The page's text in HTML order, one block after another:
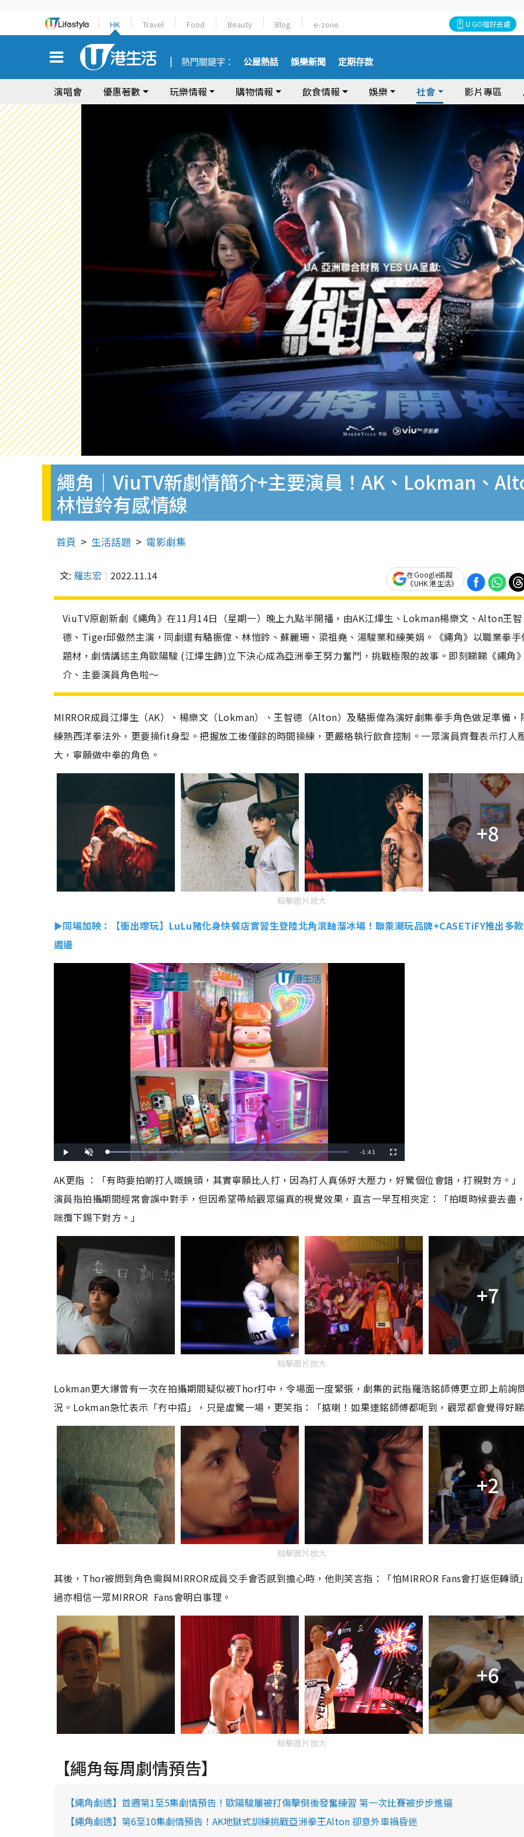
HK Travel Food Beauty Blog e-zone U GO搵好去處
熱門關鍵字： 公屋熱話 娛樂新聞 定期存款
演唱會 優惠著數 玩樂情報 購物情報 飲食情報 娛樂 社會 影片專區
繩角｜ViuTV新劇情簡介+主要演員！AK、Lokman、
林愷鈴有感情線
首頁 生活話題 電影劇集
文: 羅志宏 2022.11.14
在Google追蹤
《UHK 港生活》
ViuTV原創新劇《繩角》在11月14日（星期一）晚上九點半開播，由AK江熚生、Lokman楊樂文、Alton王智
德、Tiger邱傲然主演，同劇還有駱振偉、林愷鈴、蘇麗珊、梁祖堯、湯駿業和練美娟。《繩角》以職業拳手
題材，劇情講述主角歐陽駿 (江熚生飾)立下決心成為亞洲拳王努力奮鬥，挑戰極限的故事。即刻睇睇《繩角
介、主要演員角色啦～
MIRROR成員江熚生（AK）、楊樂文（Lokman）、王智德（Alton）及駱振偉為演好劇集拳手角色做足準備，
練熟西洋拳法外，更要操fit身型。把握放工後僅餘的時間操練，更嚴格執行飲食控制。一眾演員齊聲表示打人
大，寧願做中拳的角色。
+8
點擊圖片放大
►同場加映：【衝出嚟玩】LuLu豬化身快餐店實習生登陸北角滾軸溜冰場！聯乘潮玩品牌+CASETiFY推出多
週邊
l
n
t
e
L
e
d
3
2
R
a
g
T
i
m
-1:41
u
s
c
e
e
AK更指 ：「有時要拍啲打人嘅鏡頭，其實寧願比人打，因為打人真係好大壓力，好驚個位會錯，打親對方。」
演員指拍攝期間經常會誤中對手，但因希望帶給觀眾逼真的視覺效果，直言一早互相夾定：「拍嘅時候要去盡
咪攬下錫下對方。」
+7
點擊圖片放大
Lokman更大爆曾有一次在拍攝期間疑似被Thor打中，令場面一度緊張，劇集的武指羅浩銘師傅更立即上前詢
況。Lokman急忙表示「冇中招」，只是虛驚一場，更笑指：「掂喇！如果連銘師傅都呃到，觀眾都會覺得好
+2
點擊圖片放大
其後，Thor被問到角色需與MIRROR成員交手會否感到擔心時，他則笑言指：「怕MIRROR Fans會打返佢轉頭
過亦相信一眾MIRROR Fans會明白事理。
+6
點擊圖片放大
【繩角每周劇情預告】
【繩角劇透】首週第1至5集劇情預告！歐陽駿屢被打傷擊倒後發奮練習 第一次比賽被步步進逼
【繩角劇透】第6至10集劇情預告！AK地獄式訓練挑戰亞洲拳王Alton 卻意外車禍昏迷